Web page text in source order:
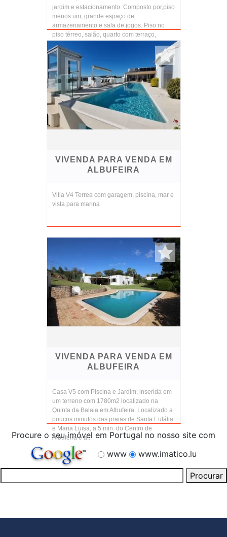
jardim e estacionamento. Composto por,piso
menos um, grande espaço de
armazenamento e sala de jogos. Piso no
piso térreo, salão, quarto com terraço,
banheiro com chuveiro e ...
VIVENDA PARA VENDA EM
ALBUFEIRA
Villa V4 Terrea com garagem, piscina, mar e
vista para marina
VIVENDA PARA VENDA EM
ALBUFEIRA
Casa V5 com Piscina e Jardim, inserida em
um terreno com 1780m2 localizado na
Quinta da Balaia em Albufeira. Localizado a
poucos minutos das praias de Santa Eulália
e Maria Luisa, a 5 min. do Centro de
Albufeira e a...
Procure o seu imóvel em Portugal no nosso site com
www
www.imatico.lu